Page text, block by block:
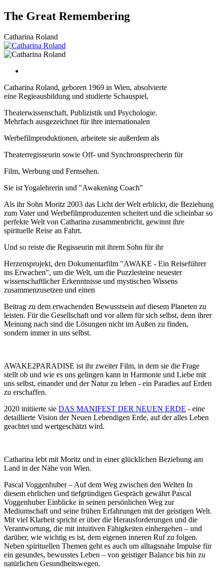
Zum
Inhalt
The Great Remembering
Catharina Roland
Catharina Roland, geboren 1969 in Wien, absolvierte
eine Regieausbildung und studierte Schauspiel,
Theaterwissenschaft, Publizistik und Psychologie.
Mehrfach ausgezeichnet für ihre internationalen
Werbefilmproduktionen, arbeitete sie außerdem als
Theaterregisseurin sowie Off- und Synchronsprecherin für
Film, Werbung und Fernsehen.
Sie ist Yogalehrerin und "Awakening Coach"
Als ihr Sohn Moritz 2003 das Licht der Welt erblickt, die Beziehung
zum Vater und Werbefilmproduzenten scheitert und die scheinbar so
perfekte Welt von Catharina zusammenbricht, gewinnt ihre
spirituelle Reise an Fahrt.
Und so reiste die Regisseurin mit ihrem Sohn für ihr
Herzensprojekt, den Dokumentarfilm "AWAKE - Ein Reiseführer
ins Erwachen", um die Welt, um die Puzzlesteine neuester
wissenschaftlicher Erkenntnisse und mystischen Wissens
zusammenzusetzen und einen
Beitrag zu dem erwachenden Bewusstsein auf diesem Planeten zu
leisten. Für die Gesellschaft und vor allem für sich selbst, denn ihrer
Meinung nach sind die Lösungen nicht im Außen zu finden,
sondern immer in uns selbst.
AWAKE2PARADISE ist ihr zweiter Film, in dem sie die Frage
stellt ob und wie es uns gelingen kann in Harmonie und Liebe mit
uns selbst, einander und der Natur zu leben - ein Paradies auf Erden
zu erschaffen.
2020 initiierte sie DAS MANIFEST DER NEUEN ERDE - eine
detaillierte Vision der Neuen Lebendigen Erde, auf der alles Leben
geachtet und wertgeschätzt wird.
Catharina lebt mit Moritz und in einer glücklichen Beziehung am
Land in der Nähe von Wien.
Pascal Voggenhuber – Auf dem Weg zwischen den Welten In
diesem ehrlichen und tiefgründigen Gespräch gewährt Pascal
Voggenhuber Einblicke in seinen persönlichen Weg zur
Mediumschaft und seine frühen Erfahrungen mit der geistigen Welt.
Mit viel Klarheit spricht er über die Herausforderungen und die
Verantwortung, die mit intuitiven Fähigkeiten einhergehen – und
darüber, wie wichtig es ist, dem eigenen inneren Ruf zu folgen.
Neben spirituellen Themen geht es auch um alltagsnahe Impulse für
ein gesundes, bewusstes Leben – von geistiger Balance bis hin zu
natürlichen Gesundheitswegen.